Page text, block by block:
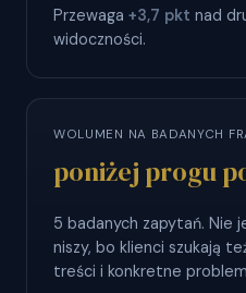
Przewaga +3,7 pkt nad
widoczności.
WOLUMEN NA BADANYCH
poniżej progu
5 badanych zapytań. Nie
niszy, bo klienci szukają
treści i konkretne